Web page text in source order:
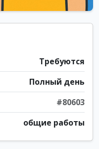
Требуются
Полный день
#80603
общие работы